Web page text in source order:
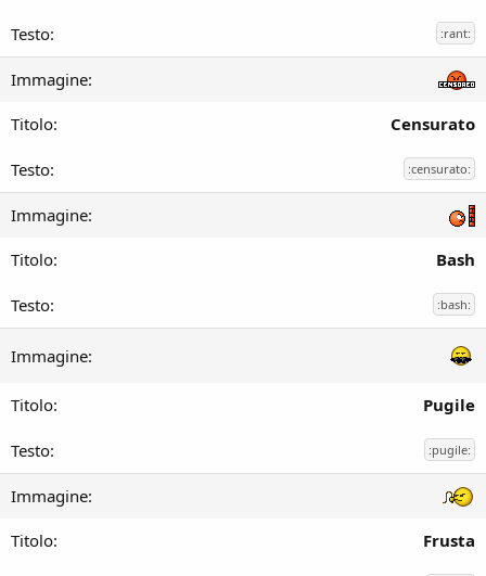
:rant:
Censurato
:censurato:
Bash
:bash:
Pugile
:pugile:
Frusta